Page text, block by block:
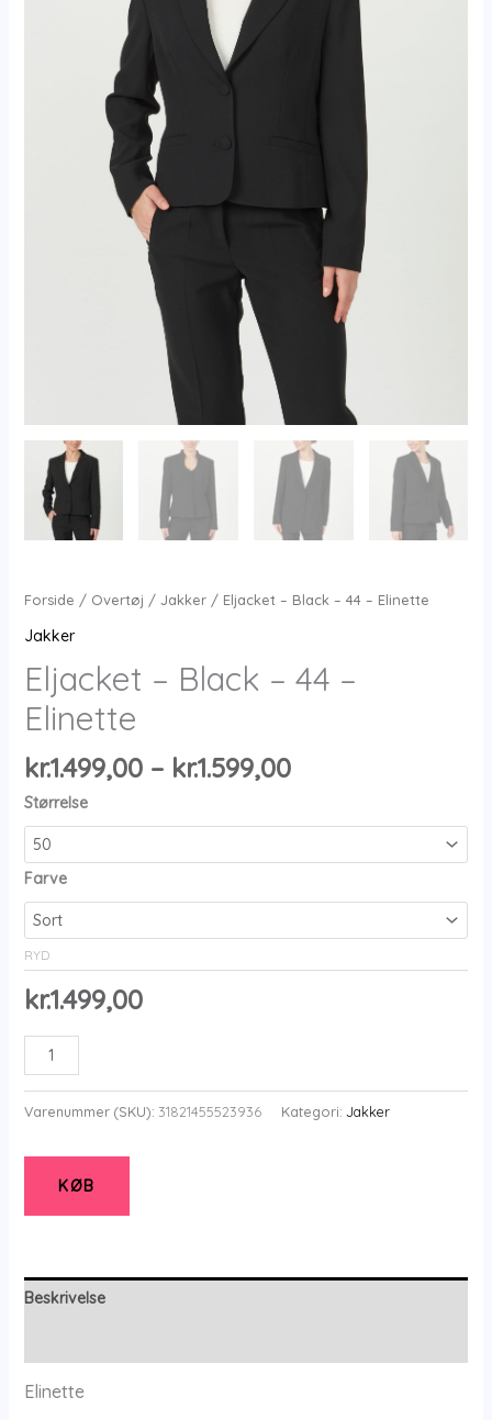
Forside / Overtøj / Jakker/ Eljacket – Black – 44 – Elinette
Jakker
Eljacket – Black – 44 –
Elinette
kr.1.499,00 – kr.1.599,00Prisinterval:
til
Størrelse
Farve
RYD
kr.1.499,00
Eljacket
-
Black
44
Elinette
Varenummer (SKU): 31821455523936 Kategori: Jakker
KØB
Beskrivelse
Elinette